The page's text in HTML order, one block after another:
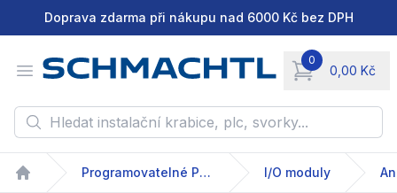
Doprava zdarma při nákupu nad 6000 Kč bez DPH
Open menu
0
0,00 Kč
items in cart,
Hledat instalační krabice, plc, svorky...
Programovatelné PLC I/O moduly